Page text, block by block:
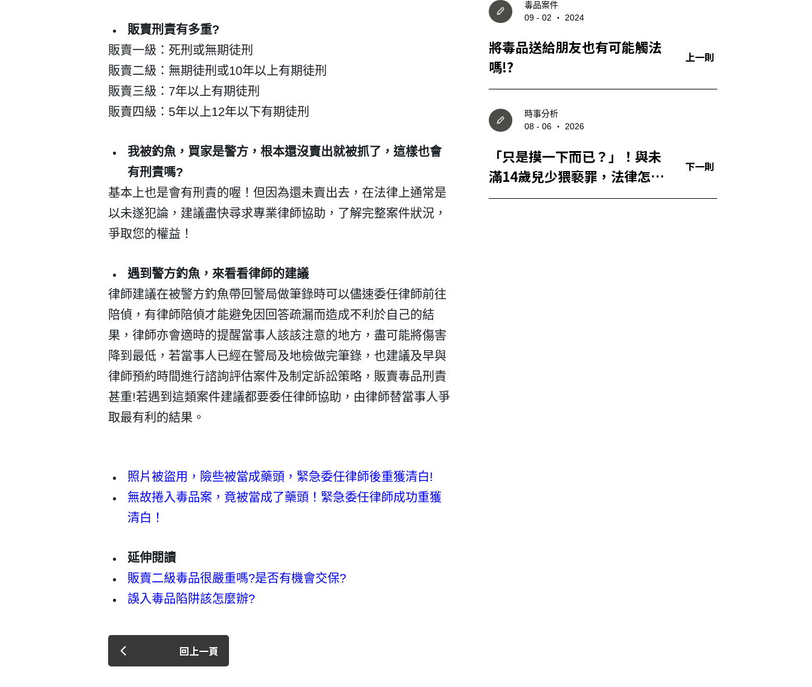
會員登入 建立專屬帳號
只要再完成幾個步驟，即可完成帳號的註冊程序，
毒品案件
09 - 02 ‧ 2024
將毒品送給朋友也有可能觸法
嗎!?
上一則
時事分析
08 - 06 ‧ 2026
「只是摸一下而已？」！與未
滿14歲兒少猥褻罪，法律怎麼
看?
下一則
販賣刑責有多重?
販賣一級：死刑或無期徒刑
販賣二級：無期徒刑或10年以上有期徒刑
販賣三級：7年以上有期徒刑
販賣四級：5年以上12年以下有期徒刑
我被釣魚，買家是警方，根本還沒賣出就被抓了，這樣也會
有刑責嗎?
基本上也是會有刑責的喔！但因為還未賣出去，在法律上通常是
以未遂犯論，建議盡快尋求專業律師協助，了解完整案件狀況，
爭取您的權益！
遇到警方釣魚，來看看律師的建議
律師建議在被警方釣魚帶回警局做筆錄時可以儘速委任律師前往
陪偵，有律師陪偵才能避免因回答疏漏而造成不利於自己的結
果，律師亦會適時的提醒當事人該該注意的地方，盡可能將傷害
降到最低，若當事人已經在警局及地檢做完筆錄，也建議及早與
律師預約時間進行諮詢評估案件及制定訴訟策略，販賣毒品刑責
甚重!若遇到這類案件建議都要委任律師協助，由律師替當事人爭
取最有利的結果。
​照片被盜用，險些被當成藥頭，緊急委任律師後重獲清白!
無故捲入毒品案，竟被當成了藥頭！緊急委任律師成功重獲
清白！
延伸閱讀
販賣二級毒品很嚴重嗎?是否有機會交保?
誤入毒品陷阱該怎麼辦?
回上一頁